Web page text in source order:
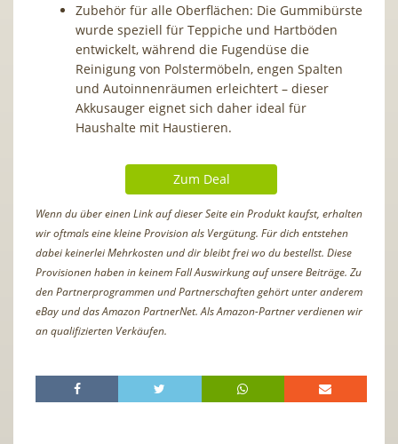
Zubehör für alle Oberflächen: Die Gummibürste
wurde speziell für Teppiche und Hartböden
entwickelt, während die Fugendüse die
Reinigung von Polstermöbeln, engen Spalten
und Autoinnenräumen erleichtert – dieser
Akkusauger eignet sich daher ideal für
Haushalte mit Haustieren.
Zum Deal
Wenn du über einen Link auf dieser Seite ein Produkt kaufst, erhalten
wir oftmals eine kleine Provision als Vergütung. Für dich entstehen
dabei keinerlei Mehrkosten und dir bleibt frei wo du bestellst. Diese
Provisionen haben in keinem Fall Auswirkung auf unsere Beiträge. Zu
den Partnerprogrammen und Partnerschaften gehört unter anderem
eBay und das Amazon PartnerNet. Als Amazon-Partner verdienen wir
an qualifizierten Verkäufen.